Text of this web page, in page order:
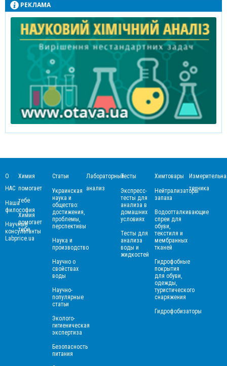
РЕКЛАМА
О
НАС
Наша
философия
Научные
консультанты
Labprice.ua
Химия
помогает
тебе
Химия
помогает
тебе
Статьи
Украинская
наука и
общество:
достижения,
проблемы,
перспективы
Наука и
производство
Научно о
свойствах
воды
Научно-
популярные
статьи
Эколого-
гигиеническая
экспертиза
Безопасность
питания
Лабораторный
анализ
Тесты
Экспресс-
тесты для
анализа в
домашних
условиях
Тесты для
анализа
воды и
жидкостей
Химтовары
Нейтрализаторы
запаха
Водоотталкивающие
спреи для
обуви,
текстиля и
мембранных
тканей
Гидрофобные
покрытия
для обуви,
одежды,
туристического
снаряжения
Гидрофобизаторы
техника